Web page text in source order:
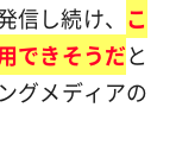
し続け、 こ
できそうだと
グメディアの